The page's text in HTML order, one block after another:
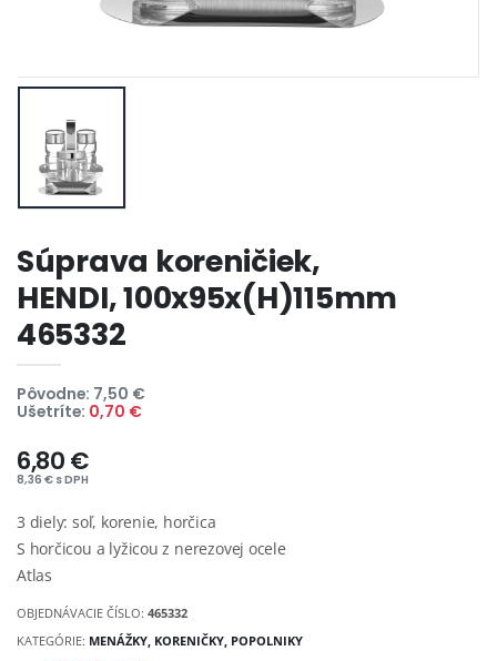
Súprava koreničiek,
HENDI, 100x95x(H)115mm
465332
Pôvodne: 7,50 €
Ušetríte: 0,70 €
6,80 €
8,36 € s DPH
3 diely: soľ, korenie, horčica
S horčicou a lyžicou z nerezovej ocele
Atlas
OBJEDNÁVACIE ČÍSLO:465332
KATEGÓRIE: MENÁŽKY, KORENIČKY, POPOLNIKY